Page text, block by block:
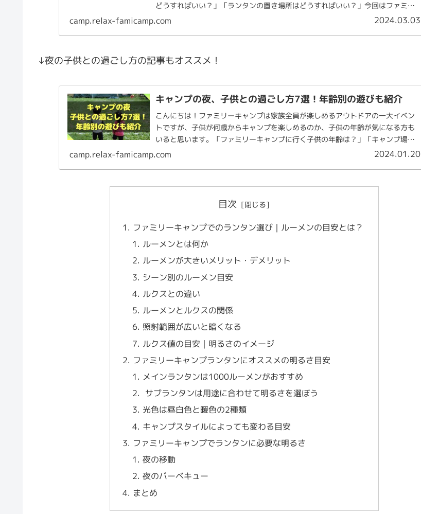
どうすればいい？」「ランタンの置き場所はどうすればいい？」今回はファミリ
ーキャンプでのランタンの...
camp.relax-famicamp.com 2024.03.03
↓夜の子供との過ごし方の記事もオススメ！
キャンプの夜、子供との過ごし方7選！年齢別の遊びも紹介
こんにちは！ファミリーキャンプは家族全員が楽しめるアウトドアの一大イベン
トですが、子供が何歳からキャンプを楽しめるのか、子供の年齢が気になる方も
いると思います。「ファミリーキャンプに行く子供の年齢は？」「キャンプ場の
夜はどんな子供との過ごし...
camp.relax-famicamp.com 2024.01.20
目次
ファミリーキャンプでのランタン選び｜ルーメンの目安とは？
ルーメンとは何か
ルーメンが大きいメリット・デメリット
シーン別のルーメン目安
ルクスとの違い
ルーメンとルクスの関係
照射範囲が広いと暗くなる
ルクス値の目安｜明るさのイメージ
ファミリーキャンプランタンにオススメの明るさ目安
メインランタンは1000ルーメンがおすすめ
サブランタンは用途に合わせて明るさを選ぼう
光色は昼白色と暖色の2種類
キャンプスタイルによっても変わる目安
ファミリーキャンプでランタンに必要な明るさ
夜の移動
夜のバーベキュー
まとめ